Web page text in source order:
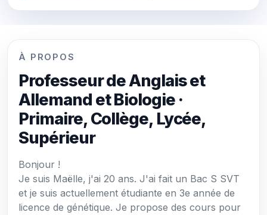
À PROPOS
Professeur de Anglais et
Allemand et Biologie ·
Primaire, Collège, Lycée,
Supérieur
Bonjour !
Je suis Maëlle, j'ai 20 ans. J'ai fait un Bac S SVT
et je suis actuellement étudiante en 3e année de
licence de génétique. Je propose des cours pour